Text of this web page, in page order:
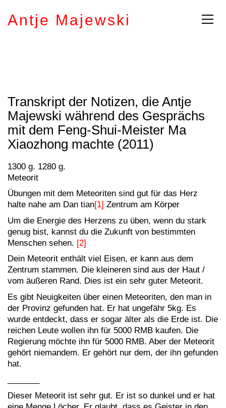
Antje Majewski
Transkript der Notizen, die Antje
Majewski während des Gesprächs
mit dem Feng-Shui-Meister Ma
Xiaozhong machte (2011)
1300 g. 1280 g.
Meteorit
Übungen mit dem Meteoriten sind gut für das Herz
halte nahe am Dan tian[1] Zentrum am Körper
Um die Energie des Herzens zu üben, wenn du stark
genug bist, kannst du die Zukunft von bestimmten
Menschen sehen. [2]
Dein Meteorit enthält viel Eisen, er kann aus dem
Zentrum stammen. Die kleineren sind aus der Haut /
vom äußeren Rand. Dies ist ein sehr guter Meteorit.
Es gibt Neuigkeiten über einen Meteoriten, den man in
der Provinz gefunden hat. Er hat ungefähr 5kg. Es
wurde entdeckt, dass er sogar älter als die Erde ist. Die
reichen Leute wollen ihn für 5000 RMB kaufen. Die
Regierung möchte ihn für 5000 RMB. Aber der Meteorit
gehört niemandem. Er gehört nur dem, der ihn gefunden
hat.
Dieser Meteorit ist sehr gut. Er ist so dunkel und er hat